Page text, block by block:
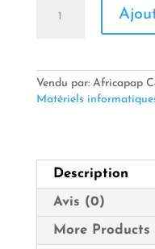
GM-
25
Vendu par: Africapap
Matériels
Description
Avis (0)
More Products